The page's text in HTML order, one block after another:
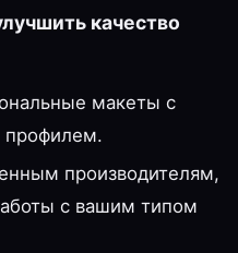
качество
макеты с
профилем.
производителям,
с вашим типом